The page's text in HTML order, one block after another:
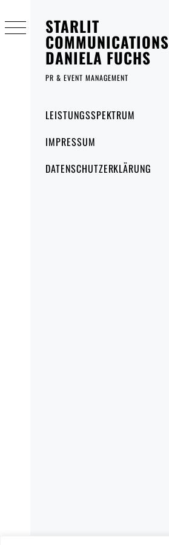
STARLIT
COMMUNICATIONS
DANIELA FUCHS
PR & EVENT MANAGEMENT
MenuLEISTUNGSSPEKTRUM
IMPRESSUM
DATENSCHUTZERKLÄRUNG
to
content